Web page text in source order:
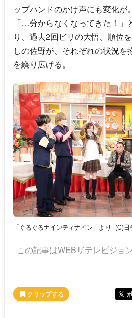
ップハンドのかけ声にも変化が。
「…分からなくなってきた！」
り、過去2回ビリの大悟、順位
しの佐野が、それぞれの状況を
を繰り広げる。
「ぐるぐるナインティナイン」より (C)日
この記事はWEBザテレビジョ